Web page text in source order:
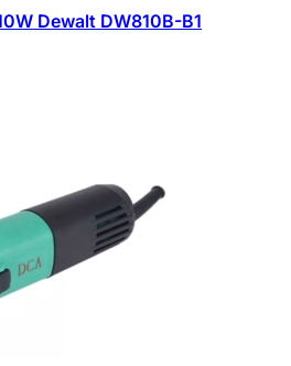
Dewalt DW810B-B1